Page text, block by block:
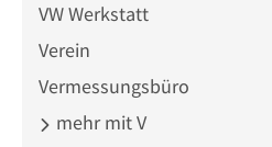
VW Werkstatt
Verein
Vermessungsbüro
mehr mit V